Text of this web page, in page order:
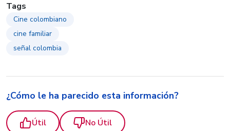
Tags
Cine colombiano
cine familiar
señal colombia
¿Cómo le ha parecido esta información?
Útil No Útil